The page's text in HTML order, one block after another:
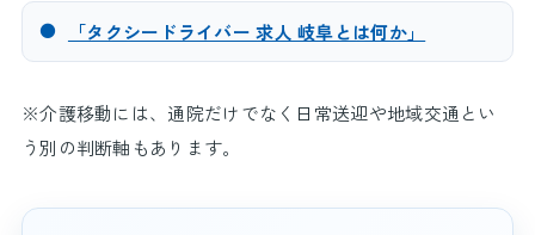
● 「タクシードライバー 求人 岐阜とは何か」
※介護移動には、通院だけでなく日常送迎や地域交通とい
う別の判断軸もあります。